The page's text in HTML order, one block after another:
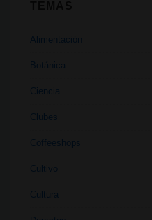
Alimentación
Botánica
Ciencia
Clubes
Coffeeshops
Cultivo
Cultura